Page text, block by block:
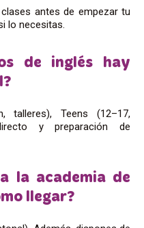
antes de empezar tu
lo necesitas.
de inglés hay
talleres), Teens (12–17,
y preparación de
la academia de
llegar?